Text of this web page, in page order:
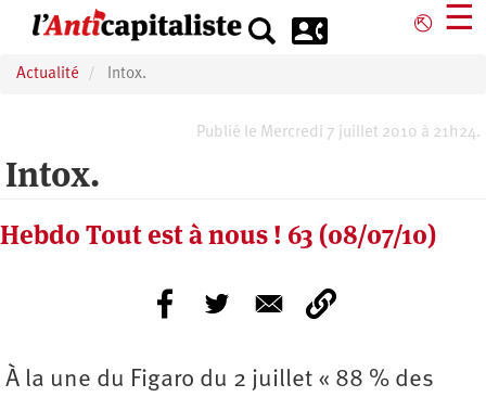
principal
⎋ ☰
Actualité Intox.
Publié le Mercredi 7 juillet 2010 à 21h24.
Intox.
Hebdo Tout est à nous ! 63 (08/07/10)
À la une du Figaro du 2 juillet « 88 % des